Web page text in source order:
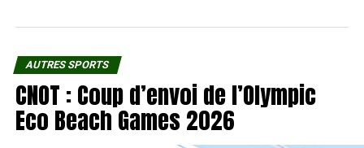
AUTRES SPORTS
CNOT : Coup d’envoi de l’Olympic
Eco Beach Games 2026